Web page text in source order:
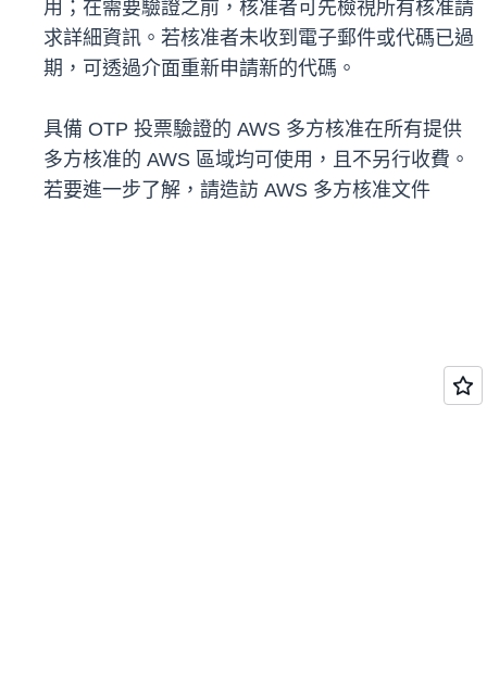
用；在需要驗證之前，核准者可先檢視所有核准請
求詳細資訊。若核准者未收到電子郵件或代碼已過
期，可透過介面重新申請新的代碼。
具備 OTP 投票驗證的 AWS 多方核准在所有提供
多方核准的 AWS 區域均可使用，且不另行收費。
若要進一步了解，請造訪 AWS 多方核准文件